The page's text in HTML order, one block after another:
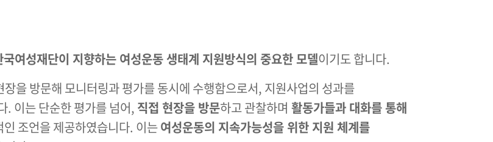
국여성재단이 지향하는 여성운동 생태계 지원방식의 중요한 모델이기도 합니다.
을 방문해 모니터링과 평가를 동시에 수행함으로서, 지원사업의 성과를
. 이는 단순한 평가를 넘어, 직접 현장을 방문하고 관찰하며 활동가들과 대화를 통해
조언을 제공하였습니다. 이는여성운동의 지속가능성을 위한 지원 체계를